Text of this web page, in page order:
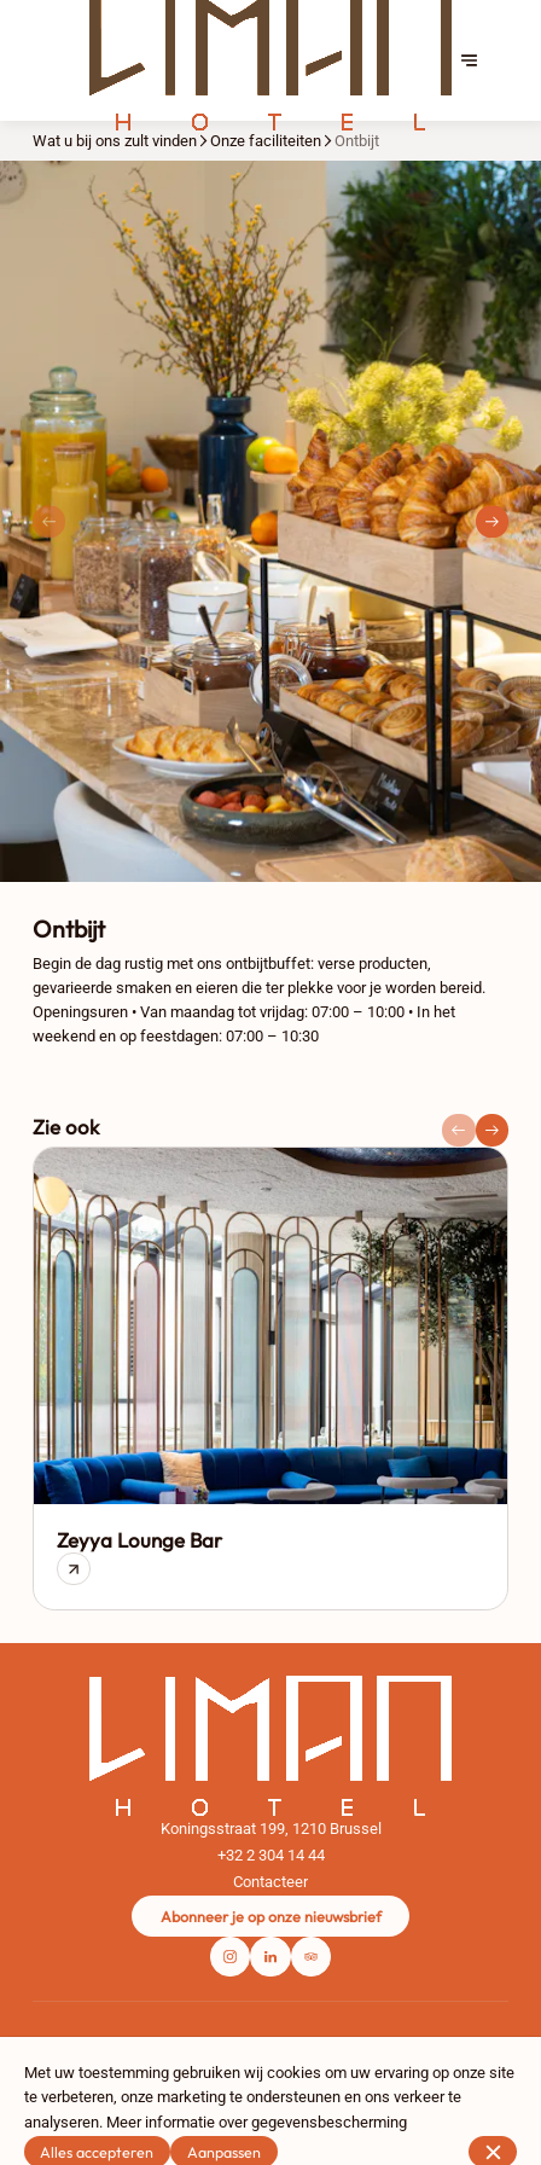
Wat u bij ons zult vinden Onze faciliteiten Ontbijt
Ontbijt
Begin de dag rustig met ons ontbijtbuffet: verse producten,
gevarieerde smaken en eieren die ter plekke voor je worden bereid.
Openingsuren • Van maandag tot vrijdag: 07:00 – 10:00 • In het
weekend en op feestdagen: 07:00 – 10:30
Zie ook
Zeyya Lounge Bar
Koningsstraat 199, 1210 Brussel
+32 2 304 14 44
Contacteer
Abonneer je op onze nieuwsbrief
Met uw toestemming gebruiken wij cookies om uw ervaring op onze site
te verbeteren, onze marketing te ondersteunen en ons verkeer te
analyseren. Meer informatie over gegevensbescherming
Alles accepteren Aanpassen